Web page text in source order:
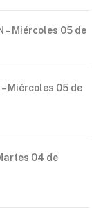
– Miércoles 05 de
– Miércoles 05 de
04 de